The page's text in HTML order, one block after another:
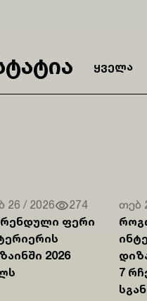
ყველა
26 / 2026
274
Ფერი
2026
თებ
7
Სგან